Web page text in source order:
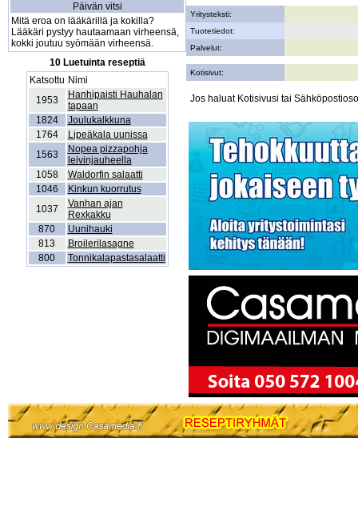
Päivän vitsi
Mitä eroa on lääkärillä ja kokilla?
Lääkäri pystyy hautaamaan virheensä,
kokki joutuu syömään virheensä.
10 Luetuinta reseptiä
Katsottu Nimi
1953
Hanhipaisti Hauhalan
tapaan
1824
Joulukalkkuna
1764
Lipeäkala uunissa
1563
Nopea pizzapohja
leivinjauheella
1058
Waldorfin salaatti
1046
Kinkun kuorrutus
1037
Vanhan ajan
Rexkakku
870
Uunihauki
813
Broilerilasagne
800
Tonnikalapastasalaatti
Yritysteksti:
Tuotetiedot:
Palvelut:
Kotisivut:
Jos haluat Kotisivusi tai